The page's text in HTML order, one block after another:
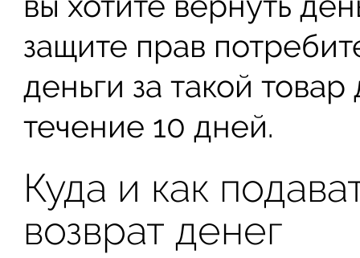
защите прав
деньги за такой
течение 10 дней.
Куда и как
возврат денег